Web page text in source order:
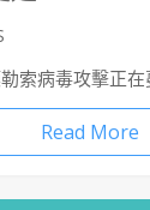
索病毒攻擊正
Read More